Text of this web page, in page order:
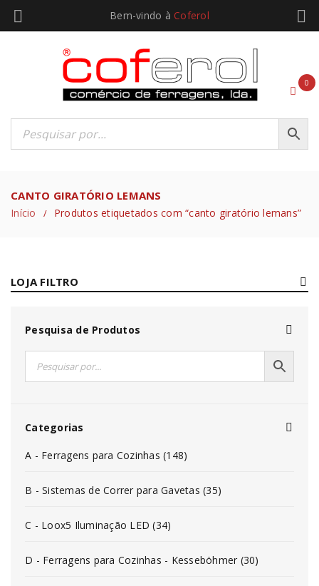
Bem-vindo à Coferol
0
CANTO GIRATÓRIO LEMANS
Início / Produtos etiquetados com “canto giratório lemans”
LOJA FILTRO
Pesquisa de Produtos
Categorias
A - Ferragens para Cozinhas (148)
B - Sistemas de Correr para Gavetas (35)
C - Loox5 Iluminação LED (34)
D - Ferragens para Cozinhas - Kesseböhmer (30)